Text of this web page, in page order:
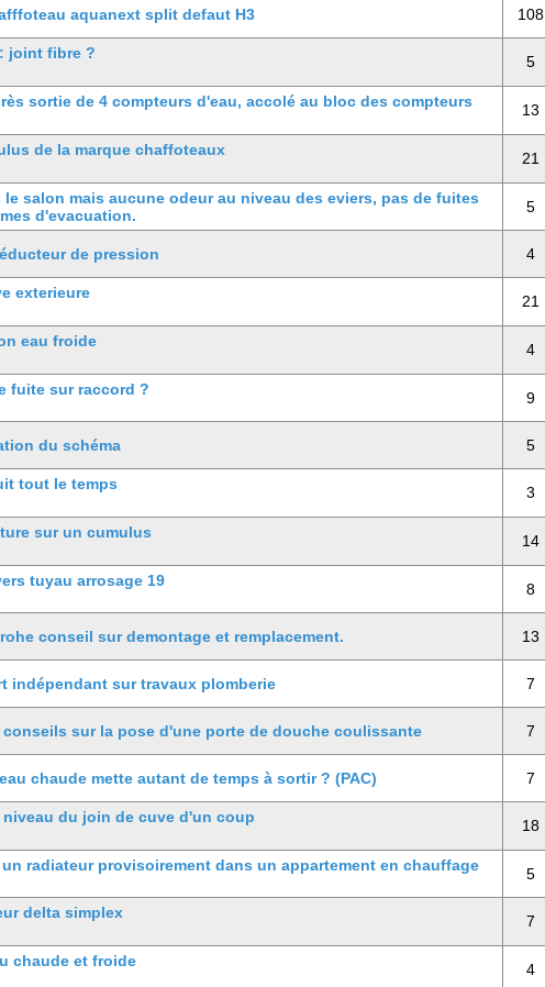
aquanext split defaut H3 108
joint fibre ? 5
sortie de 4 compteurs d'eau, accolé au bloc des compteurs 13
de la marque chaffoteaux 21
le salon mais aucune odeur au niveau des eviers, pas de fuites
d'evacuation.
5
de pression 4
exterieure 21
eau froide 4
fuite sur raccord ? 9
du schéma 5
tout le temps 3
sur un cumulus 14
tuyau arrosage 19 8
conseil sur demontage et remplacement. 13
indépendant sur travaux plomberie 7
sur la pose d'une porte de douche coulissante 7
chaude mette autant de temps à sortir ? (PAC) 7
du join de cuve d'un coup 18
radiateur provisoirement dans un appartement en chauffage
5
delta simplex 7
chaude et froide 4